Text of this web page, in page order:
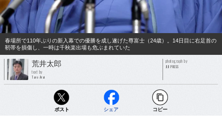
春場所で110年ぶりの新入幕での優勝を成し遂げた尊富士（24歳）。14日目に右足首の
靭帯を損傷し、一時は千秋楽出場も危ぶまれていた
荒井太郎
text by
Taro Arai
photograph by
JIJI PRESS
ポスト シェア コピー